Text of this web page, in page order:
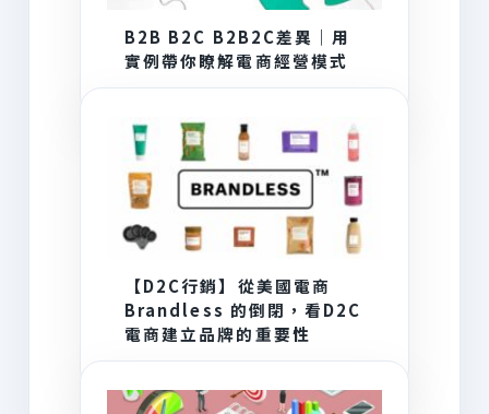
B2B B2C B2B2C差異｜用
實例帶你瞭解電商經營模式
【D2C行銷】從美國電商
Brandless 的倒閉，看D2C
電商建立品牌的重要性